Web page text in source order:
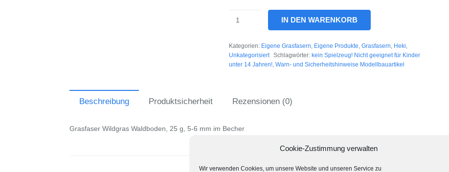
Cookie-Zustimmung verwalten
Wir verwenden Cookies, um unsere Website und unseren Service zu
Waldboden,
25
6
IN DEN WARENKORB
Kategorien: Eigene Grasfasern, Eigene Produkte,Grasfasern, Heki,
Unkategorisiert Schlagwörter: kein Spielzeug! Nicht geeignet für Kinder
unter 14 Jahren!,Warn- und Sicherheitshinweise Modellbauartikel
Beschreibung Produktsicherheit Rezensionen (0)
Grasfaser Wildgras Waldboden, 25 g, 5-6 mm im Becher